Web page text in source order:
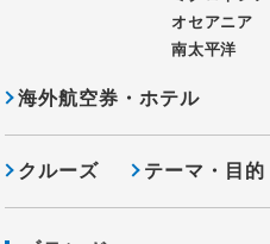
オセアニア
南太平洋
海外航空券・ホテル
クルーズ テーマ・目的